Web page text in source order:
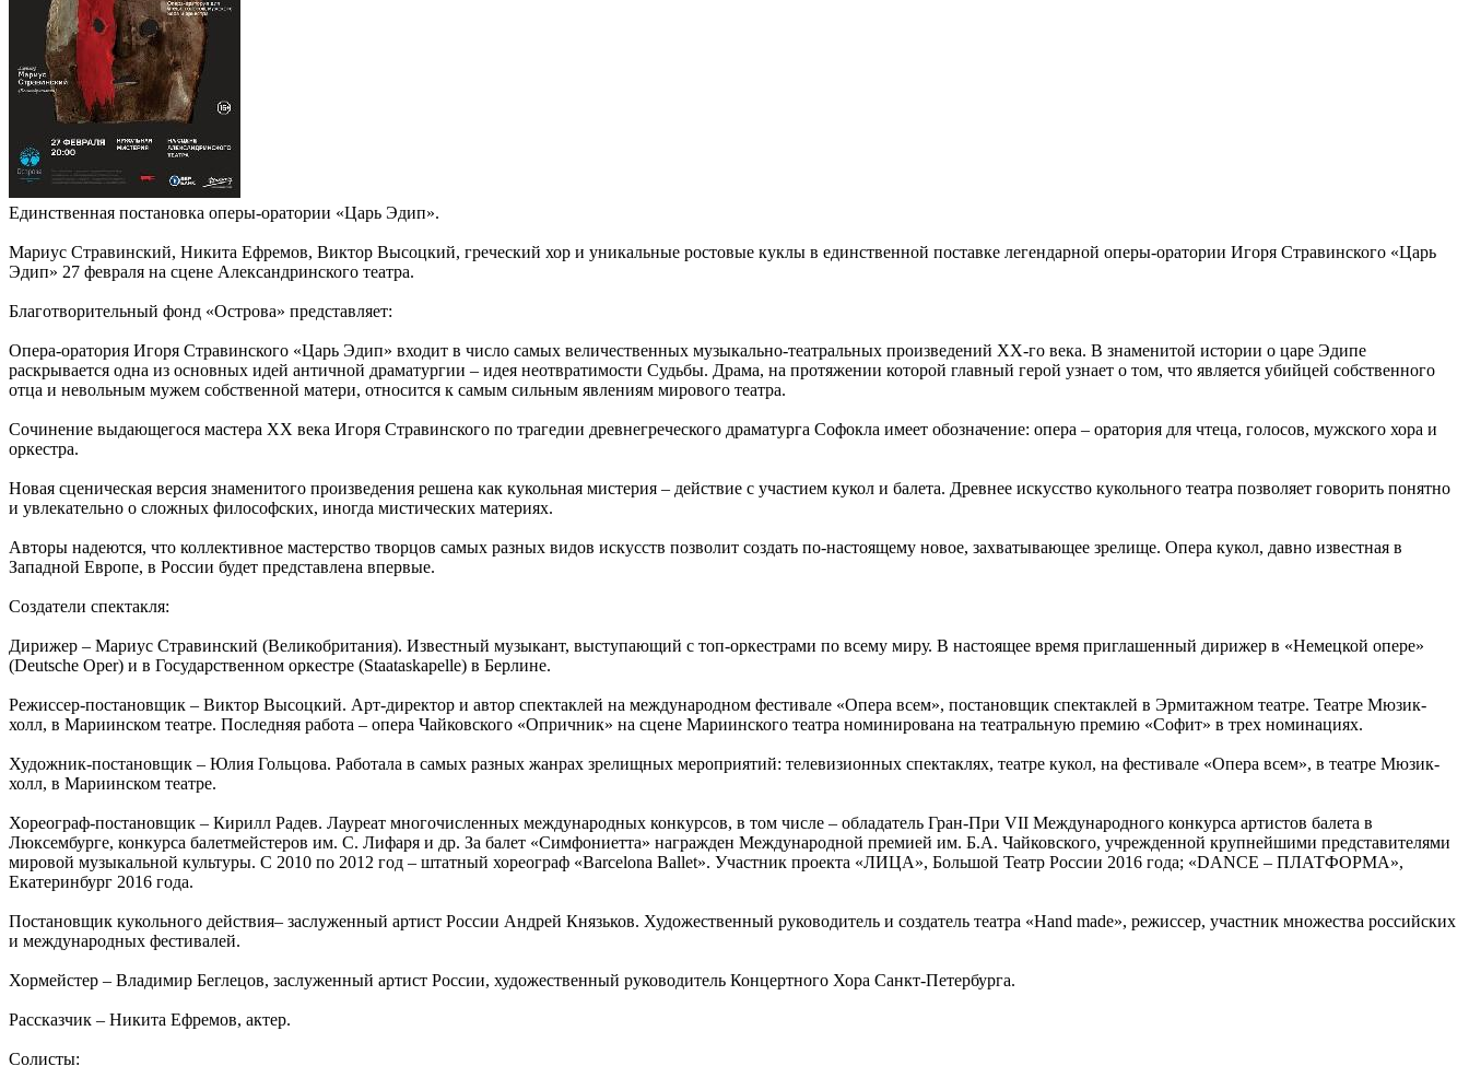
Единственная постановка оперы-оратории «Царь Эдип».
Мариус Стравинский, Никита Ефремов, Виктор Высоцкий, греческий хор и уникальные ростовые куклы в единственной поставке легендарной оперы-оратории Игоря Стравинского «Царь
Эдип» 27 февраля на сцене Александринского театра.
Благотворительный фонд «Острова» представляет:
Опера-оратория Игоря Стравинского «Царь Эдип» входит в число самых величественных музыкально-театральных произведений XX-го века. В знаменитой истории о царе Эдипе
раскрывается одна из основных идей античной драматургии – идея неотвратимости Судьбы. Драма, на протяжении которой главный герой узнает о том, что является убийцей собственного
отца и невольным мужем собственной матери, относится к самым сильным явлениям мирового театра.
Сочинение выдающегося мастера ХХ века Игоря Стравинского по трагедии древнегреческого драматурга Софокла имеет обозначение: опера – оратория для чтеца, голосов, мужского хора и
оркестра.
Новая сценическая версия знаменитого произведения решена как кукольная мистерия – действие с участием кукол и балета. Древнее искусство кукольного театра позволяет говорить понятно
и увлекательно о сложных философских, иногда мистических материях.
Авторы надеются, что коллективное мастерство творцов самых разных видов искусств позволит создать по-настоящему новое, захватывающее зрелище. Опера кукол, давно известная в
Западной Европе, в России будет представлена впервые.
Создатели спектакля:
Дирижер – Мариус Стравинский (Великобритания). Известный музыкант, выступающий с топ-оркестрами по всему миру. В настоящее время приглашенный дирижер в «Немецкой опере»
(Deutsche Oper) и в Государственном оркестре (Staataskapelle) в Берлине.
Режиссер-постановщик – Виктор Высоцкий. Арт-директор и автор спектаклей на международном фестивале «Опера всем», постановщик спектаклей в Эрмитажном театре. Театре Мюзик-
холл, в Мариинском театре. Последняя работа – опера Чайковского «Опричник» на сцене Мариинского театра номинирована на театральную премию «Софит» в трех номинациях.
Художник-постановщик – Юлия Гольцова. Работала в самых разных жанрах зрелищных мероприятий: телевизионных спектаклях, театре кукол, на фестивале «Опера всем», в театре Мюзик-
холл, в Мариинском театре.
Хореограф-постановщик – Кирилл Радев. Лауреат многочисленных международных конкурсов, в том числе – обладатель Гран-При VII Международного конкурса артистов балета в
Люксембурге, конкурса балетмейстеров им. С. Лифаря и др. За балет «Симфониетта» награжден Международной премией им. Б.А. Чайковского, учрежденной крупнейшими представителями
мировой музыкальной культуры. С 2010 по 2012 год – штатный хореограф «Barcelona Ballet». Участник проекта «ЛИЦА», Большой Театр России 2016 года; «DANCE – ПЛАТФОРМА»,
Екатеринбург 2016 года.
Постановщик кукольного действия– заслуженный артист России Андрей Князьков. Художественный руководитель и создатель театра «Hand made», режиссер, участник множества российских
и международных фестивалей.
Хормейстер – Владимир Беглецов, заслуженный артист России, художественный руководитель Концертного Хора Санкт-Петербурга.
Рассказчик – Никита Ефремов, актер.
Солисты: